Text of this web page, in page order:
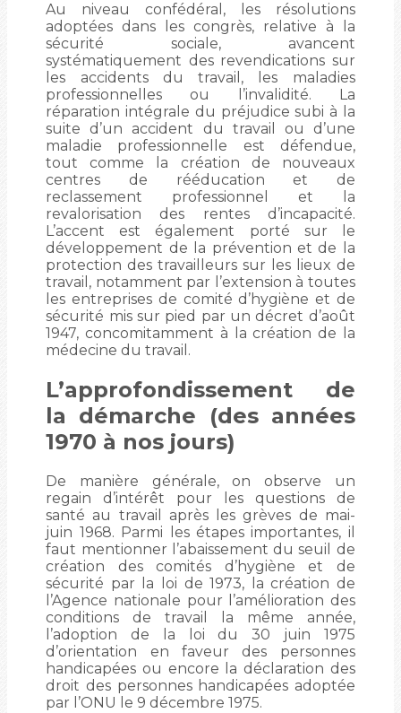
Au niveau confédéral, les résolutions
adoptées dans les congrès, relative à la
sécurité sociale, avancent
systématiquement des revendications sur
les accidents du travail, les maladies
professionnelles ou l’invalidité. La
réparation intégrale du préjudice subi à la
suite d’un accident du travail ou d’une
maladie professionnelle est défendue,
tout comme la création de nouveaux
centres de rééducation et de
reclassement professionnel et la
revalorisation des rentes d’incapacité.
L’accent est également porté sur le
développement de la prévention et de la
protection des travailleurs sur les lieux de
travail, notamment par l’extension à toutes
les entreprises de comité d’hygiène et de
sécurité mis sur pied par un décret d’août
1947, concomitamment à la création de la
médecine du travail.
L’approfondissement de
la démarche (des années
1970 à nos jours)
De manière générale, on observe un
regain d’intérêt pour les questions de
santé au travail après les grèves de mai-
juin 1968. Parmi les étapes importantes, il
faut mentionner l’abaissement du seuil de
création des comités d’hygiène et de
sécurité par la loi de 1973, la création de
l’Agence nationale pour l’amélioration des
conditions de travail la même année,
l’adoption de la loi du 30 juin 1975
d’orientation en faveur des personnes
handicapées ou encore la déclaration des
droit des personnes handicapées adoptée
par l’ONU le 9 décembre 1975.